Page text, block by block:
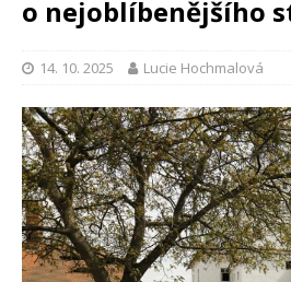
o nejoblíbenějšího
14. 10. 2025 Lucie Hochmalová